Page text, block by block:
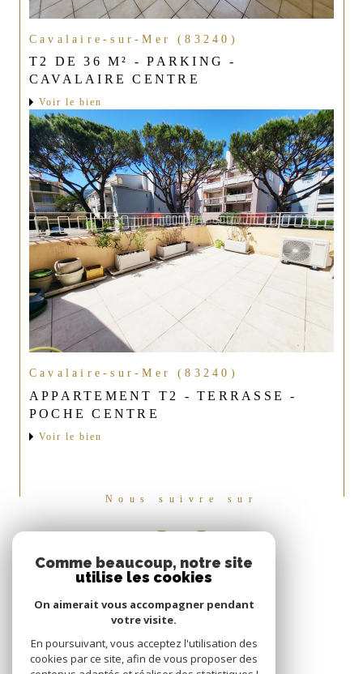
Cavalaire-sur-Mer (83240)
T2 DE 36 M² - PARKING -
CAVALAIRE CENTRE
Voir le bien
Cavalaire-sur-Mer (83240)
APPARTEMENT T2 - TERRASSE -
POCHE CENTRE
Voir le bien
Nous suivre sur
Comme beaucoup, notre site
utilise les cookies
On aimerait vous accompagner pendant
votre visite.
En poursuivant, vous acceptez l'utilisation des
cookies par ce site, afin de vous proposer des